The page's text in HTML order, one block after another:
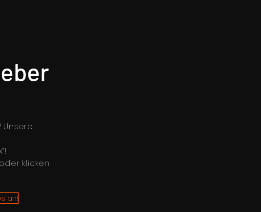
klicken
an!